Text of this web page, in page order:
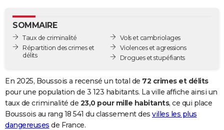
GUIDES D'ACHAT
BONS PLANS
Carte de Noël
Carte Bonne année
Carte Saint-Valentin
Carte Pâques
Carte d'anniversaire
DICTIONNAIRE
Dictionnaire
Biographies
Citations
Expressions
Proverbes
PROGRAMME TV
SOMMAIRE
Taux de criminalité
Répartition des crimes et
délits
Vols et cambriolages
Violences et agressions
Drogues et stupéfiants
En 2025, Boussois a recensé un total de 72 crimes et délits
pour une population de 3 123 habitants. La ville affiche ainsi un
taux de criminalité de 23,0 pour mille habitants, ce qui place
Boussois au rang 18 541 du classement des villes les plus
dangereuses de France.